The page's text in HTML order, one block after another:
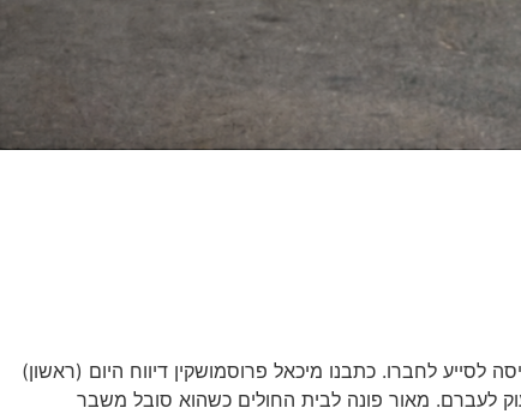
צעיר כבן 19, הותקף בראשו באמצעות פטיש בזמן שניסה לסייע לחברו. כתבנו מיכאל פרוסמושקין דיווח היום (ראשון)
לעברם. מאור פונה לבית החולים כשהוא סובל משבר